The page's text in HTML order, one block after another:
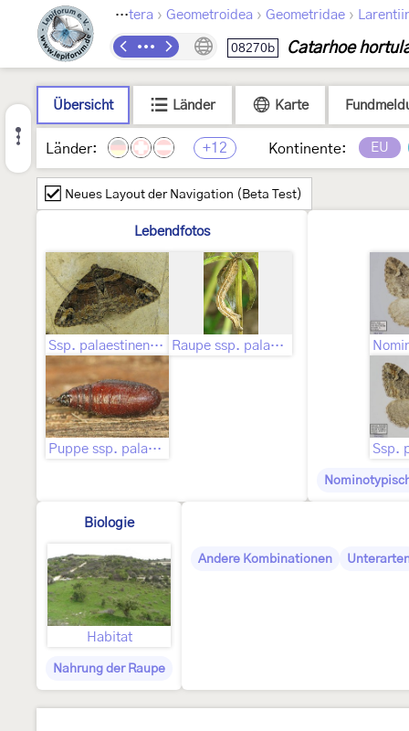
Lepidoptera › Geometroidea › Geometridae ›
08270b Catarhoe
Übersicht Länder Karte
Länder: +12 Kontinente: EU
Neues Layout der Navigation (Beta Test)
Lebendfotos
Ssp. palaestinensis (Staudinger, 1895) Raupe ssp. palaestinensis (Staudinger, 1895)
Puppe ssp. palaestinensis (Staudinger, 1895)
Biologie
Habitat
Nahrung der Raupe
Andere Kombinationen